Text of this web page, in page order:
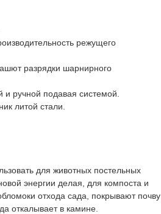
режущего
разрядки шарнирного
ручной подавая системой.
литой стали.
для животных постельных
энергии делая, для компоста и
отхода сада, покрывают почву
откалывает в камине.